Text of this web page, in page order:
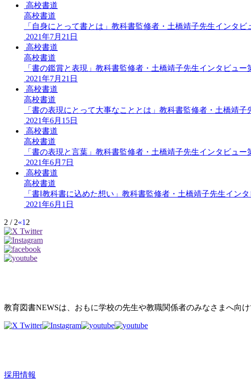
高校書道
高校書道
「自身にとって書とは」教科書監修者・土橋靖子先生インタビ
2021年7月21日
高校書道
高校書道
「書の鑑賞と表現」教科書監修者・土橋靖子先生インタビュー
2021年7月21日
高校書道
高校書道
「書の表現にとって大事なこととは」教科書監修者・土橋靖子
2021年6月15日
高校書道
高校書道
「書の表現と言葉」教科書監修者・土橋靖子先生インタビュー
2021年6月7日
高校書道
高校書道
「書Ⅰ教科書に込めた想い」教科書監修者・土橋靖子先生イン
2021年6月1日
2 / 2«1 2
教育図書NEWSは、おもに学校の先生や教職関係者のみなさまへ向
採用情報